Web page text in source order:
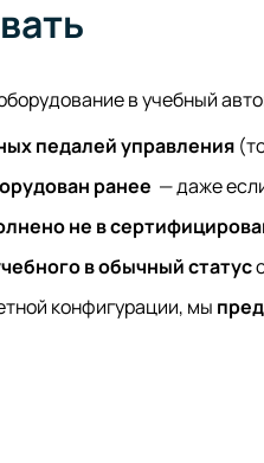
в учебный
педалей управления
ранее — даже
не в
в обычный статус
конфигурации, мы